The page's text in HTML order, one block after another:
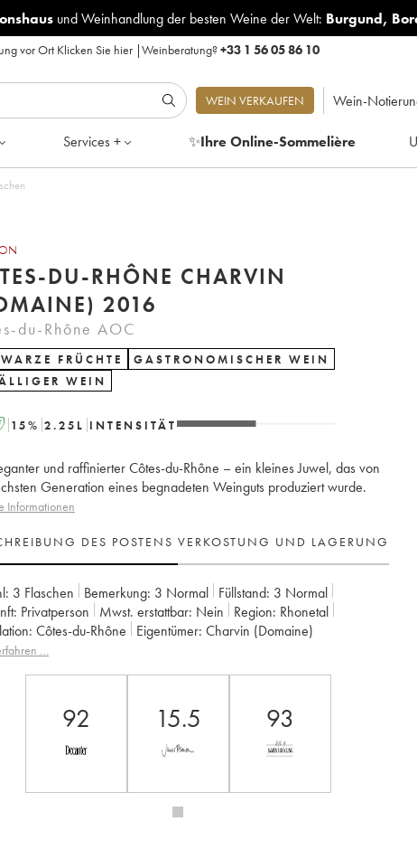
und Weinhandlung der besten Weine der Welt: Burgund,
vor Ort Klicken Sie hier|Weinberatung?+33 1 56 05 86 10
WEIN VERKAUFEN Wein-
Services + ✨Ihre Online-Sommelière
Flaschen
DU-RHÔNE CHARVIN
(DOMAINE) 2016
du-Rhône AOC
FRÜCHTE
GASTRONOMISCHER WEIN
WEIN
15% 2.25 L INTENSITÄT
und raffinierter Côtes-du-Rhône – ein kleines Juwel, das von
Generation eines begnadeten Weinguts produziert wurde.
Informationen
DES POSTENS VERKOSTUNG UND LAGERUNG
3 Flaschen Bemerkung: 3 Normal Füllstand: 3 Normal
privatperson Mwst. erstattbar: nein Region:
Rhonetal
Côtes-du-Rhône Eigentümer: Charvin (Domaine)
…
92 15.5 93